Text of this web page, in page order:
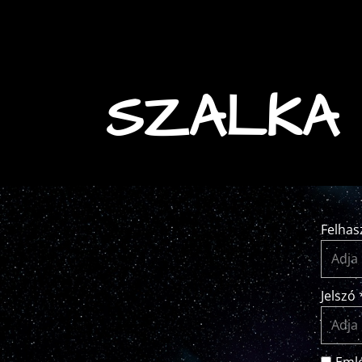
SZALKA
Jelszó